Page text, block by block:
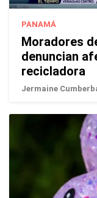
PANAMÁ
Moradores
denuncian
recicladora
Jermaine